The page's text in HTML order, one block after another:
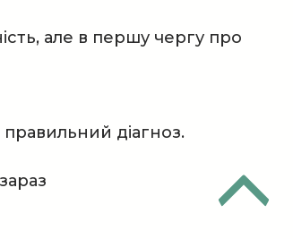
але в першу чергу про
діагноз.